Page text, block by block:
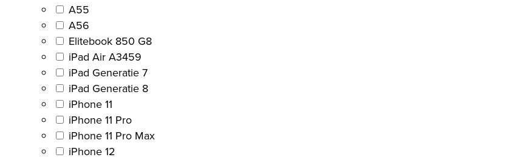
A55
A56
Elitebook 850 G8
iPad Air A3459
iPad Generatie 7
iPad Generatie 8
iPhone 11
iPhone 11 Pro
iPhone 11 Pro Max
iPhone 12